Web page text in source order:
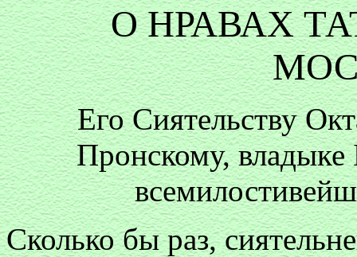
О НРАВАХ
Его Сиятельству
Пронскому, владыке
Сколько бы раз,